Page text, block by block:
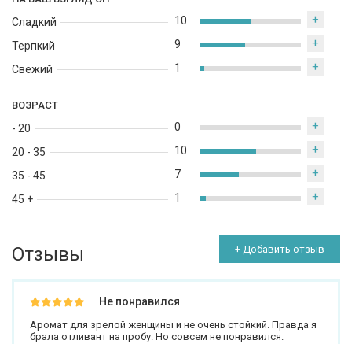
Сладкий
Терпкий
Свежий
10 +
9 +
1 +
ВОЗРАСТ
- 20
20 - 35
35 - 45
45 +
0 +
10 +
7 +
1 +
Отзывы + Добавить отзыв
Не понравился
Аромат для зрелой женщины и не очень стойкий. Правда я
брала отливант на пробу. Но совсем не понравился.